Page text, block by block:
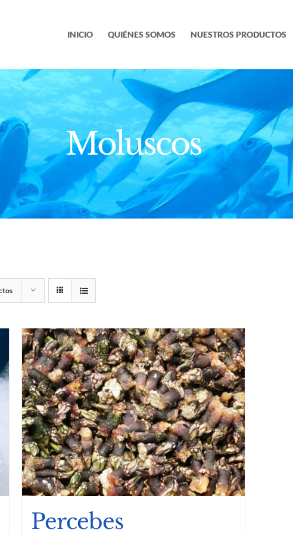
INICIO QUIÉNES SOMOS NUESTROS PRODUCTOS
Moluscos
Percebes